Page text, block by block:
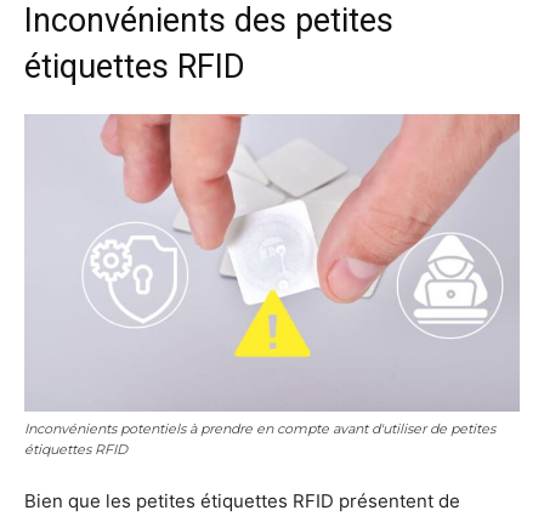
Inconvénients des petites
étiquettes RFID
Inconvénients potentiels à prendre en compte avant d'utiliser de petites
étiquettes RFID
Bien que les petites étiquettes RFID présentent de